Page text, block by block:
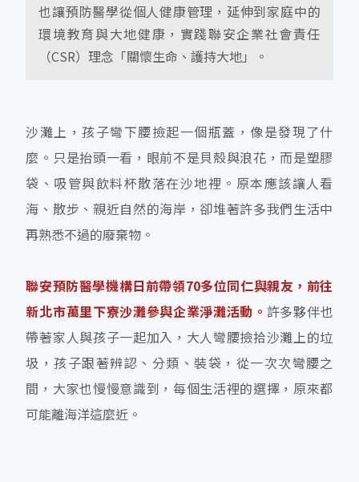
也讓預防醫學從個人健康管理，延伸到家庭中的
環境教育與大地健康，實踐聯安企業社會責任
（CSR）理念「關懷生命、護持大地」。
沙灘上，孩子彎下腰撿起一個瓶蓋，像是發現了什
麼。只是抬頭一看，眼前不是貝殼與浪花，而是塑膠
袋、吸管與飲料杯散落在沙地裡。原本應該讓人看
海、散步、親近自然的海岸，卻堆著許多我們生活中
再熟悉不過的廢棄物。
聯安預防醫學機構日前帶領70多位同仁與親友，前往
新北市萬里下寮沙灘參與企業淨灘活動。 許多夥伴也
帶著家人與孩子一起加入，大人彎腰撿拾沙灘上的垃
圾，孩子跟著辨認、分類、裝袋，從一次次彎腰之
間，大家也慢慢意識到，每個生活裡的選擇，原來都
可能離海洋這麼近。